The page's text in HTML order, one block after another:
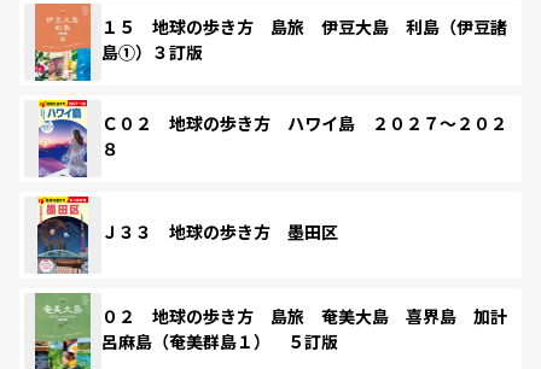
１５ 地球の歩き方 島旅 伊豆大島 利島（伊豆諸
島①）３訂版
Ｃ０２ 地球の歩き方 ハワイ島 ２０２７～２０２
８
Ｊ３３ 地球の歩き方 墨田区
０２ 地球の歩き方 島旅 奄美大島 喜界島 加計
呂麻島（奄美群島１） ５訂版